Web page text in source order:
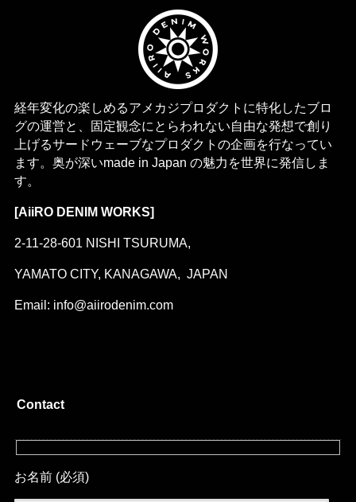
経年変化の楽しめるアメカジプロダクトに特化したブロ
グの運営と、固定観念にとらわれない自由な発想で創り
上げるサードウェーブなプロダクトの企画を行なってい
ます。奥が深いmade in Japan の魅力を世界に発信しま
す。
[AiiRO DENIM WORKS]
2-11-28-601 NISHI TSURUMA,
YAMATO CITY, KANAGAWA, JAPAN
Email: info@aiirodenim.com
Contact
お名前 (必須)